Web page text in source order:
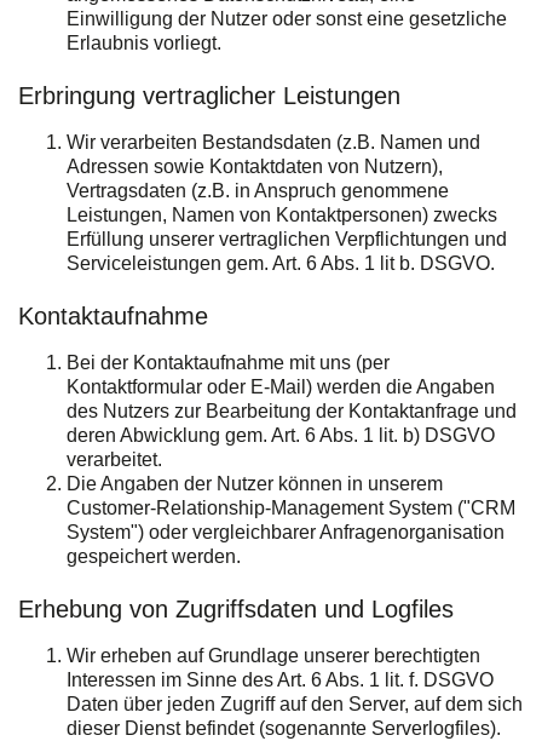
Einwilligung der Nutzer oder sonst eine gesetzliche
Erlaubnis vorliegt.
Erbringung vertraglicher Leistungen
Wir verarbeiten Bestandsdaten (z.B. Namen und
Adressen sowie Kontaktdaten von Nutzern),
Vertragsdaten (z.B. in Anspruch genommene
Leistungen, Namen von Kontaktpersonen) zwecks
Erfüllung unserer vertraglichen Verpflichtungen und
Serviceleistungen gem. Art. 6 Abs. 1 lit b. DSGVO.
Kontaktaufnahme
Bei der Kontaktaufnahme mit uns (per
Kontaktformular oder E-Mail) werden die Angaben
des Nutzers zur Bearbeitung der Kontaktanfrage und
deren Abwicklung gem. Art. 6 Abs. 1 lit. b) DSGVO
verarbeitet.
Die Angaben der Nutzer können in unserem
Customer-Relationship-Management System ("CRM
System") oder vergleichbarer Anfragenorganisation
gespeichert werden.
Erhebung von Zugriffsdaten und Logfiles
Wir erheben auf Grundlage unserer berechtigten
Interessen im Sinne des Art. 6 Abs. 1 lit. f. DSGVO
Daten über jeden Zugriff auf den Server, auf dem sich
dieser Dienst befindet (sogenannte Serverlogfiles).